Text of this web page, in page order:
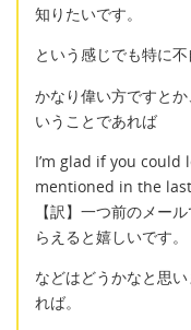
知りたいです。
という感じでも特に
かなり偉い方ですと
いうことであれば
I’m glad if you
mentioned in the
【訳】一つ前のメー
らえると嬉しいです。
などはどうかなと思
れば。